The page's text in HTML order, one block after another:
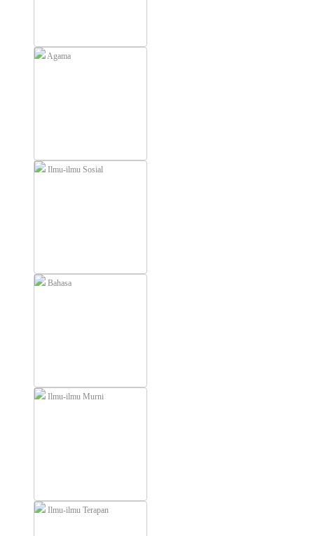
Agama
Ilmu-ilmu Sosial
Bahasa
Ilmu-ilmu Murni
Ilmu-ilmu Terapan